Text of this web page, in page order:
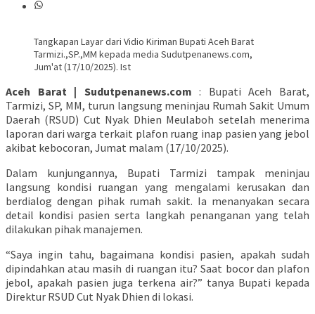
Tangkapan Layar dari Vidio Kiriman Bupati Aceh Barat
Tarmizi.,SP.,MM kepada media Sudutpenanews.com,
Jum'at (17/10/2025). Ist
Aceh Barat | Sudutpenanews.com : Bupati Aceh Barat,
Tarmizi, SP, MM, turun langsung meninjau Rumah Sakit Umum
Daerah (RSUD) Cut Nyak Dhien Meulaboh setelah menerima
laporan dari warga terkait plafon ruang inap pasien yang jebol
akibat kebocoran, Jumat malam (17/10/2025).
Dalam kunjungannya, Bupati Tarmizi tampak meninjau
langsung kondisi ruangan yang mengalami kerusakan dan
berdialog dengan pihak rumah sakit. Ia menanyakan secara
detail kondisi pasien serta langkah penanganan yang telah
dilakukan pihak manajemen.
“Saya ingin tahu, bagaimana kondisi pasien, apakah sudah
dipindahkan atau masih di ruangan itu? Saat bocor dan plafon
jebol, apakah pasien juga terkena air?” tanya Bupati kepada
Direktur RSUD Cut Nyak Dhien di lokasi.